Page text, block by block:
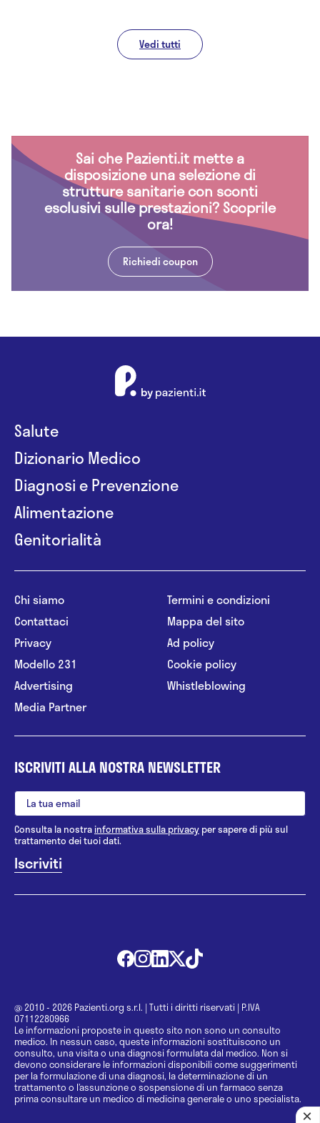
Vedi tutti
Sai che Pazienti.it mette a
disposizione una selezione di
strutture sanitarie con sconti
esclusivi sulle prestazioni? Scoprile
ora!
Richiedi coupon
Salute
Dizionario Medico
Diagnosi e Prevenzione
Alimentazione
Genitorialità
Chi siamo
Contattaci
Privacy
Modello 231
Advertising
Media Partner
Termini e condizioni
Mappa del sito
Ad policy
Cookie policy
Whistleblowing
ISCRIVITI ALLA NOSTRA NEWSLETTER
Consulta la nostrainformativa sulla privacy per sapere di più sul
trattamento dei tuoi dati.
@ 2010 - 2026 Pazienti.org s.r.l. | Tutti i diritti riservati | P.IVA
07112280966
Le informazioni proposte in questo sito non sono un consulto
medico. In nessun caso, queste informazioni sostituiscono un
consulto, una visita o una diagnosi formulata dal medico. Non si
devono considerare le informazioni disponibili come suggerimenti
per la formulazione di una diagnosi, la determinazione di un
trattamento o l’assunzione o sospensione di un farmaco senza
prima consultare un medico di medicina generale o uno specialista.